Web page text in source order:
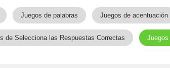
Juegos de palabras Juegos de acentuación
de Selecciona las Respuestas Correctas Juegos